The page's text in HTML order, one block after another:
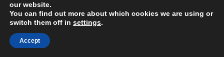
our website.
You can find out more about which cookies we are using or
switch them off in settings.
Accept